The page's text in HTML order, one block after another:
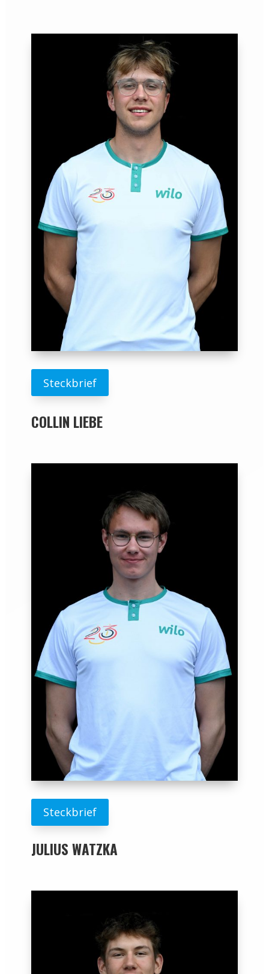
Steckbrief
COLLIN LIEBE
Steckbrief
JULIUS WATZKA